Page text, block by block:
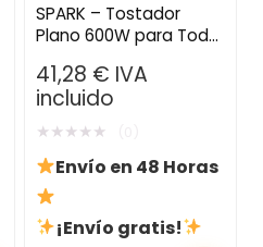
SPARK – Tostador
Plano 600W para Todo
41,28 € IVA
incluido
★★★★★
Envío en 48 Horas
¡Envío gratis!